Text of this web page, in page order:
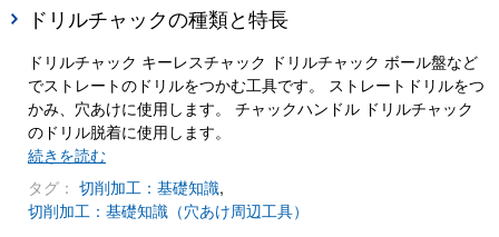
ドリルチャックの種類と特長
ドリルチャック キーレスチャック ドリルチャック ボール盤など
でストレートのドリルをつかむ工具です。 ストレートドリルをつ
かみ、穴あけに使用します。 チャックハンドル ドリルチャック
のドリル脱着に使用します。
続きを読む
タグ： 切削加工：基礎知識,
切削加工：基礎知識（穴あけ周辺工具）